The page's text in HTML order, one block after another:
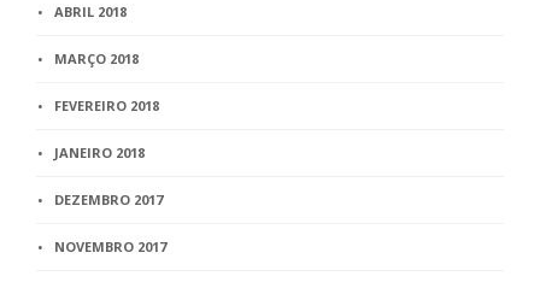
ABRIL 2018
MARÇO 2018
FEVEREIRO 2018
JANEIRO 2018
DEZEMBRO 2017
NOVEMBRO 2017